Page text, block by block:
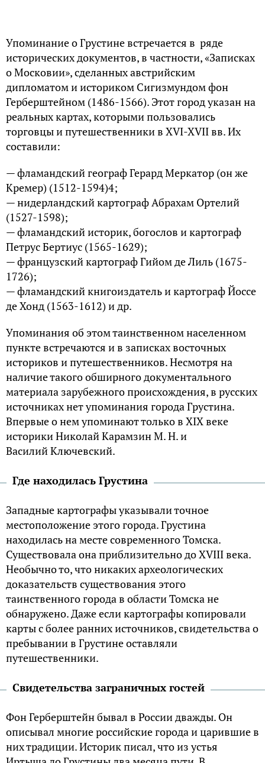
Упоминание о Грустине встречается в ряде
исторических документов, в частности, «Записках
о Московии», сделанных австрийским
дипломатом и историком Сигизмундом фон
Герберштейном (1486-1566). Этот город указан на
реальных картах, которыми пользовались
торговцы и путешественники в XVI-XVII вв. Их
составили:
— фламандский географ Герард Меркатор (он же
Кремер) (1512-1594)4;
— нидерландский картограф Абрахам Ортелий
(1527-1598);
— фламандский историк, богослов и картограф
Петрус Бертиус (1565-1629);
— французский картограф Гийом де Лиль (1675-
1726);
— фламандский книгоиздатель и картограф Йоссе
де Хонд (1563-1612) и др.
Упоминания об этом таинственном населенном
пункте встречаются и в записках восточных
историков и путешественников. Несмотря на
наличие такого обширного документального
материала зарубежного происхождения, в русских
источниках нет упоминания города Грустина.
Впервые о нем упоминают только в XIX веке
историки Николай Карамзин М. Н. и
Василий Ключевский.
Где находилась Грустина
Западные картографы указывали точное
местоположение этого города. Грустина
находилась на месте современного Томска.
Существовала она приблизительно до XVIII века.
Необычно то, что никаких археологических
доказательств существования этого
таинственного города в области Томска не
обнаружено. Даже если картографы копировали
карты с более ранних источников, свидетельства о
пребывании в Грустине оставляли
путешественники.
Свидетельства заграничных гостей
Фон Герберштейн бывал в России дважды. Он
описывал многие российские города и царившие в
них традиции. Историк писал, что из устья